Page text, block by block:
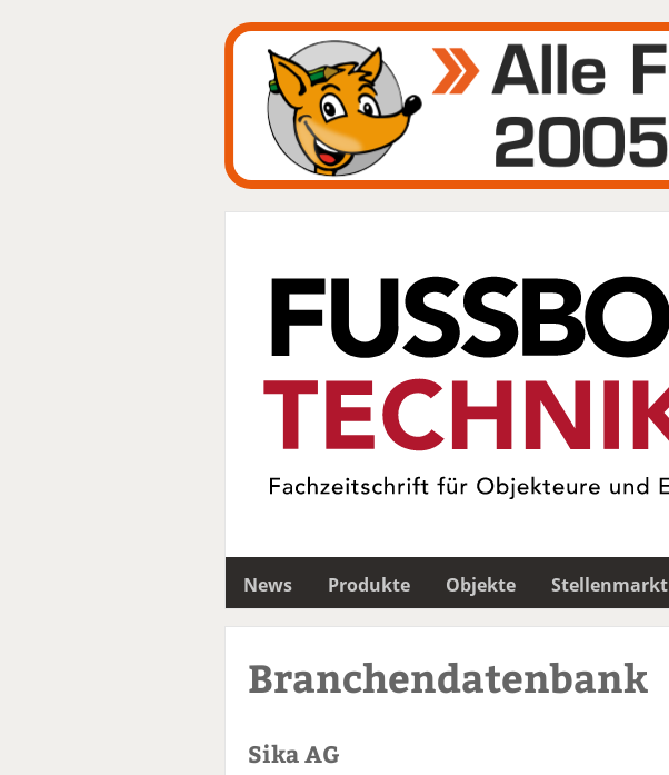
News Produkte Objekte
Stellenmarkt
Branchendatenbank
Sika AG